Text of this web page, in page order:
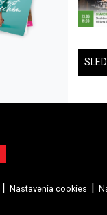
Nastavenia cookies